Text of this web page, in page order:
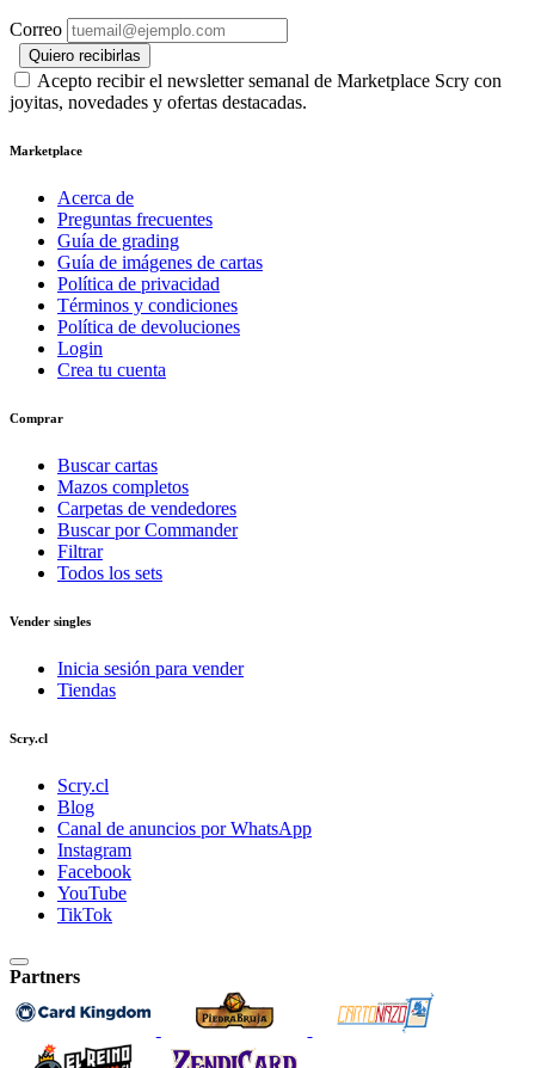
Correo
Quiero recibirlas
Acepto recibir el newsletter semanal de Marketplace Scry con
joyitas, novedades y ofertas destacadas.
Marketplace
Acerca de
Preguntas frecuentes
Guía de grading
Guía de imágenes de cartas
Política de privacidad
Términos y condiciones
Política de devoluciones
Login
Crea tu cuenta
Comprar
Buscar cartas
Mazos completos
Carpetas de vendedores
Buscar por Commander
Filtrar
Todos los sets
Vender singles
Inicia sesión para vender
Tiendas
Scry.cl
Scry.cl
Blog
Canal de anuncios por WhatsApp
Instagram
Facebook
YouTube
TikTok
Partners